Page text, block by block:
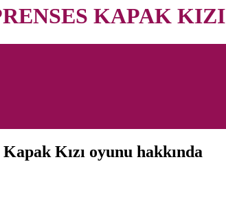
KAPAK KIZI
Kızı oyunu hakkında